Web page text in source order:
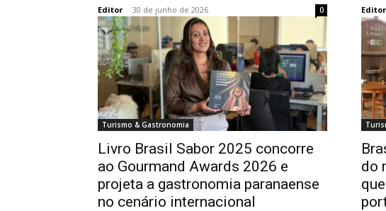
Editor - 30 de junho de 2026 0 Editor
Turismo & Gastronomia
Livro Brasil Sabor 2025 concorre
ao Gourmand Awards 2026 e
projeta a gastronomia paranaense
no cenário internacional
do